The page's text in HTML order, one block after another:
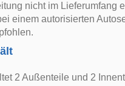
nicht im Lieferumfang
einem autorisierten
2 Außenteile und 2